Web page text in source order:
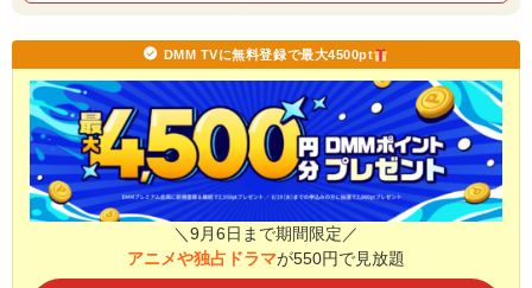
DMM TVに無料登録で最大4500pt
＼9月6日まで期間限定／
アニメや独占ドラマが550円で見放題